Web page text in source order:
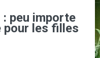
peu importe
pour les filles